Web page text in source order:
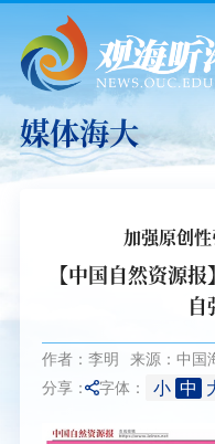
媒体海大
加强原创
【中国自然资源
作者：李明 来源：中国
分享： 字体： 小 中